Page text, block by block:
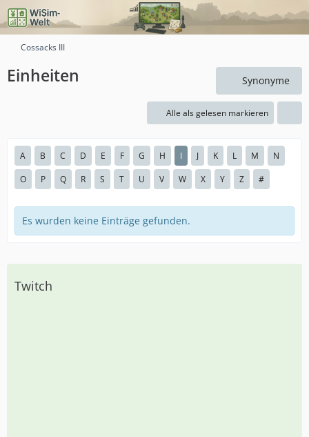
Cossacks III
Einheiten Synonyme
Alle als gelesen markieren
A B C D E F G H I J K L M
N
O
P Q R S T U V W X Y Z #
Es wurden keine Einträge gefunden.
Twitch